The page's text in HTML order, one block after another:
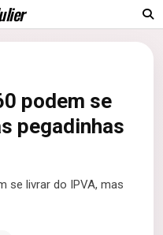
podem se
pegadinhas
se livrar do IPVA, mas